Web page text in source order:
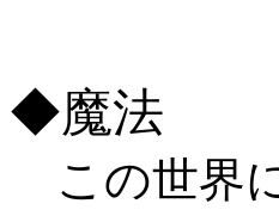
◆魔法
この世界